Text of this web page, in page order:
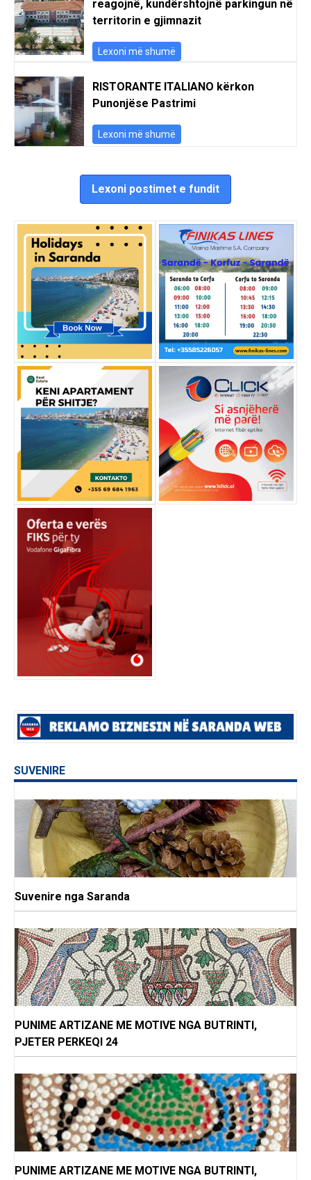
reagojnë, kundërshtojnë parkingun në
territorin e gjimnazit
Lexoni më shumë
RISTORANTE ITALIANO kërkon
Punonjëse Pastrimi
Lexoni më shumë
Lexoni postimet e fundit
SUVENIRE
Suvenire nga Saranda
PUNIME ARTIZANE ME MOTIVE NGA BUTRINTI,
PJETER PERKEQI 24
PUNIME ARTIZANE ME MOTIVE NGA BUTRINTI,